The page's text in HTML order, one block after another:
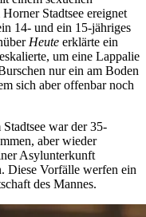
Stadtsee ereignet
14- und ein 15-jähriges
Heute erklärte ein
um eine Lappalie
nur ein am Boden
sich aber offenbar noch
war der 35-
aber wieder
Asylunterkunft
Diese Vorfälle werfen ein
des Mannes.